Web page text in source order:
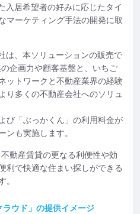
入居希望者の好みに応じたタイ
マーケティング手法の開発に取
は、本ソリューションの販売で
企画力や顧客基盤と、いちご
ットワークと不動産業界の経験
り多くの不動産会社へのソリュ
び「ぶっかくん」の利用料金が
ンも実施します。
動産賃貸の更なる利便性や効
利で快適な住まい探しができる
ウド」の提供イメージ